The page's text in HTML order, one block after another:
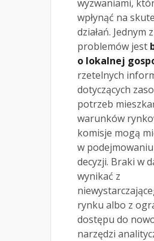
wyzwaniami,
wpłynąć na
działań. Jednym
problemów jest
o lokalnej
rzetelnych
dotyczących
potrzeb
warunków
komisje mogą
w
decyzji. Braki w
wynikać z
rynku albo z
dostępu do
narzędzi